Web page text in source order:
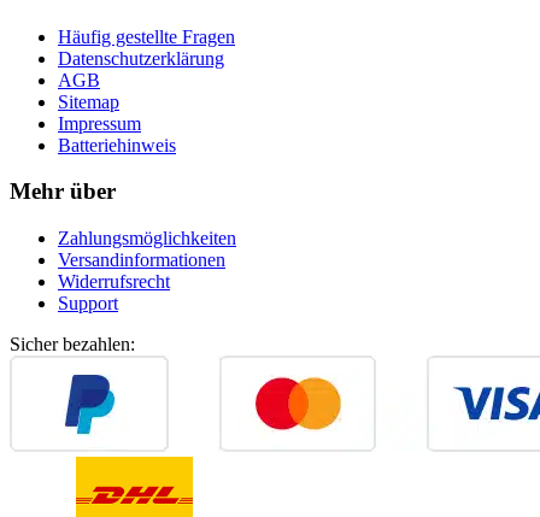
Häufig gestellte Fragen
Datenschutzerklärung
AGB
Sitemap
Impressum
Batteriehinweis
Mehr über
Zahlungsmöglichkeiten
Versandinformationen
Widerrufsrecht
Support
Sicher bezahlen: